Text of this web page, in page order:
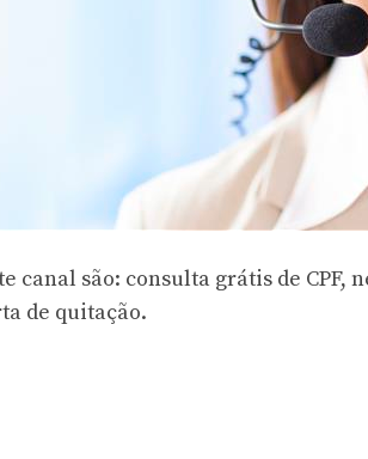
canal são: consulta grátis de CPF,
de quitação.